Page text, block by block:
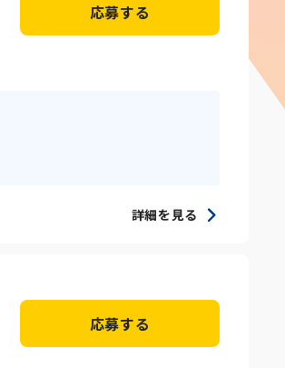
応募する
詳細を見る
応募する